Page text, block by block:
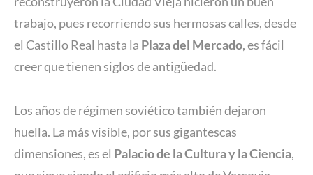
trabajo, pues recorriendo sus hermosas calles, desde
el Castillo Real hasta la Plaza del Mercado, es fácil
creer que tienen siglos de antigüedad.
Los años de régimen soviético también dejaron
huella. La más visible, por sus gigantescas
dimensiones, es el Palacio de la Cultura y la Ciencia,